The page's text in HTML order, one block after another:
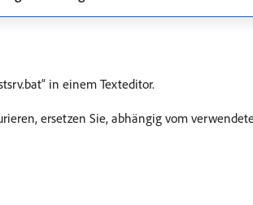
in einem Texteditor.
ersetzen Sie, abhängig vom